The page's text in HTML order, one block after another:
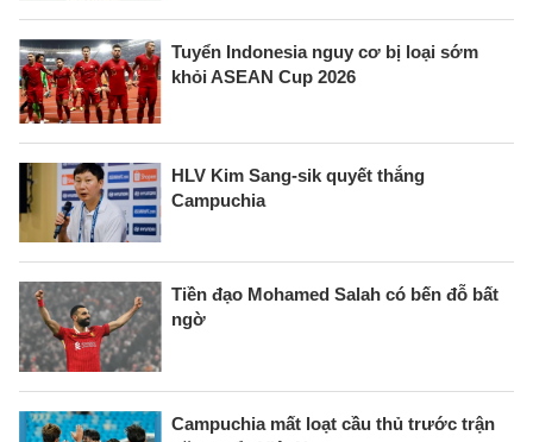
Tuyển Indonesia nguy cơ bị loại sớm
khỏi ASEAN Cup 2026
HLV Kim Sang-sik quyết thắng
Campuchia
Tiền đạo Mohamed Salah có bến đỗ bất
ngờ
Campuchia mất loạt cầu thủ trước trận